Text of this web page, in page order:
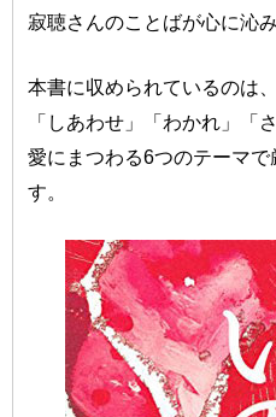
寂聴さんのことばが心に沁
本書に収められているのは
「しあわせ」「わかれ」「
愛にまつわる6つのテーマ
す。